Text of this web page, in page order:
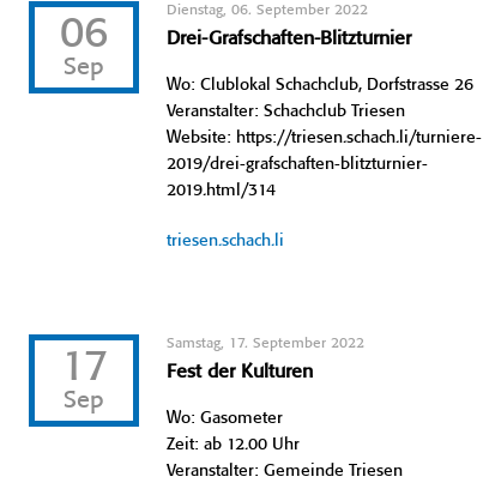
06
Sep
Dienstag, 06. September 2022
Drei-Grafschaften-Blitzturnier
Wo: Clublokal Schachclub, Dorfstrasse 26
Veranstalter: Schachclub Triesen
Website: https://triesen.schach.li/turniere-
2019/drei-grafschaften-blitzturnier-
2019.html/314
triesen.schach.li
17
Sep
Samstag, 17. September 2022
Fest der Kulturen
Wo: Gasometer
Zeit: ab 12.00 Uhr
Veranstalter: Gemeinde Triesen